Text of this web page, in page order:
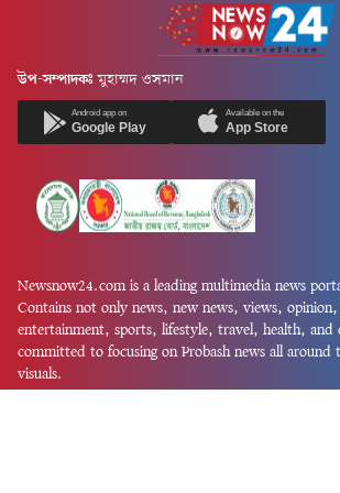
উপ-সম্পাদকঃ মুহাম্মদ ওসমান
Android app on
Google Play
Available on the
App Store
Newsnow24.com is a leading multimedia news
Contains not only news, new news, views,
entertainment, sports, lifestyle, travel, health, and
committed to focusing on Probash news all
visuals.